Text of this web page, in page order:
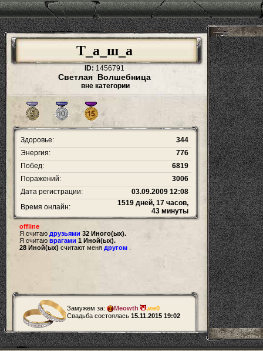
Т_а_ш_а
ID: 1456791
Светлая Волшебница
вне категории
Здоровье:
344
Энергия:
776
Побед:
6819
Поражений:
3006
Дата регистрации:
03.09.2009 12:08
Время онлайн:
1519 дней, 17 часов,
43 минуты
offline
Я считаю друзьями 32 Иного(ых).
Я считаю врагами 1 Иной(ых).
28 Иной(ых) считают меня другом
Замужем за: Meowth ,ин0
Свадьба состоялась 15.11.2015 19:02